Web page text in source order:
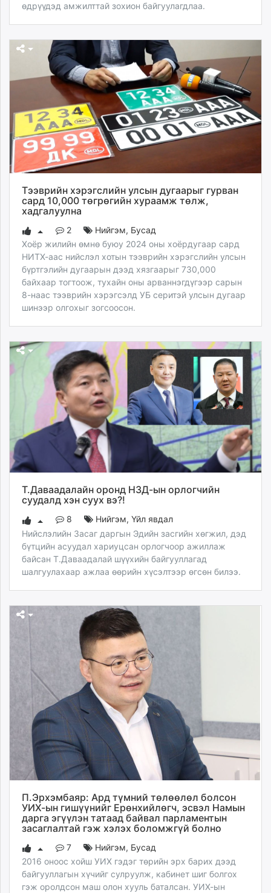
өдрүүдэд амжилттай зохион байгуулагдлаа.
Тээврийн хэрэгслийн улсын дугаарыг гурван
сард 10,000 төгрөгийн хураамж төлж,
хадгалуулна
2 Нийгэм, Бусад
Хоёр жилийн өмнө буюу 2024 оны хоёрдугаар сард
НИТХ-аас нийслэл хотын тээврийн хэрэгслийн улсын
бүртгэлийн дугаарын дээд хязгаарыг 730,000
байхаар тогтоож, тухайн оны арваннэгдүгээр сарын
8-наас тээврийн хэрэгсэлд УБ серитэй улсын дугаар
шинээр олгохыг зогсоосон.
Т.Даваадалайн оронд НЗД-ын орлогчийн
суудалд хэн суух вэ?!
8 Нийгэм,Үйл явдал
Нийслэлийн Засаг даргын Эдийн засгийн хөгжил, дэд
бүтцийн асуудал хариуцсан орлогчоор ажиллаж
байсан Т.Даваадалай шүүхийн байгууллагад
шалгуулахаар ажлаа өөрийн хүсэлтээр өгсөн билээ.
П.Эрхэмбаяр: Ард түмний төлөөлөл болсон
УИХ-ын гишүүнийг Ерөнхийлөгч, эсвэл Намын
дарга эгүүлэн татаад байвал парламентын
засаглалтай гэж хэлэх боломжгүй болно
7 Нийгэм, Бусад
2016 оноос хойш УИХ гэдэг төрийн эрх барих дээд
байгууллагын хүчийг сулруулж, кабинет шиг болгох
гэж оролдсон маш олон хууль баталсан. УИХ-ын